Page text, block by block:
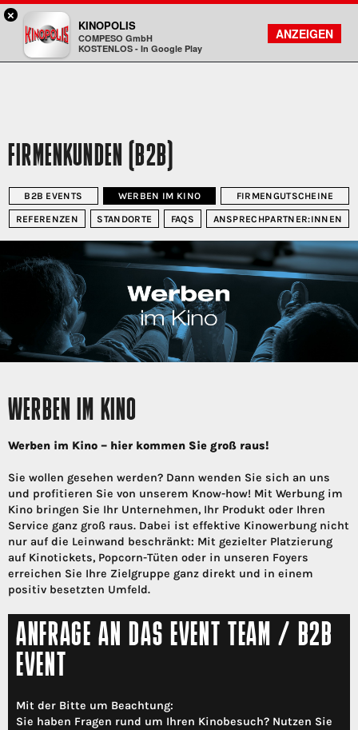
Kinopolis
FILMSUCHE
KONTO
FIRMENKUNDEN (B2B)
B2B EVENTS WERBEN IM KINO FIRMENGUTSCHEINE
REFERENZEN STANDORTE FAQS ANSPRECHPARTNER:INNEN
WERBEN IM KINO
Werben im Kino – hier kommen Sie groß raus!
Sie wollen gesehen werden? Dann wenden Sie sich an uns
und profitieren Sie von unserem Know-how! Mit Werbung im
Kino bringen Sie Ihr Unternehmen, Ihr Produkt oder Ihren
Service ganz groß raus. Dabei ist effektive Kinowerbung nicht
nur auf die Leinwand beschränkt: Mit gezielter Platzierung
auf Kinotickets, Popcorn-Tüten oder in unseren Foyers
erreichen Sie Ihre Zielgruppe ganz direkt und in einem
positiv besetzten Umfeld.
ANFRAGE AN DAS EVENT TEAM / B2B
EVENT
Mit der Bitte um Beachtung:
Sie haben Fragen rund um Ihren Kinobesuch? Nutzen Sie
×
KINOPOLIS
COMPESO GmbH
KOSTENLOS - In Google Play
ANZEIGEN